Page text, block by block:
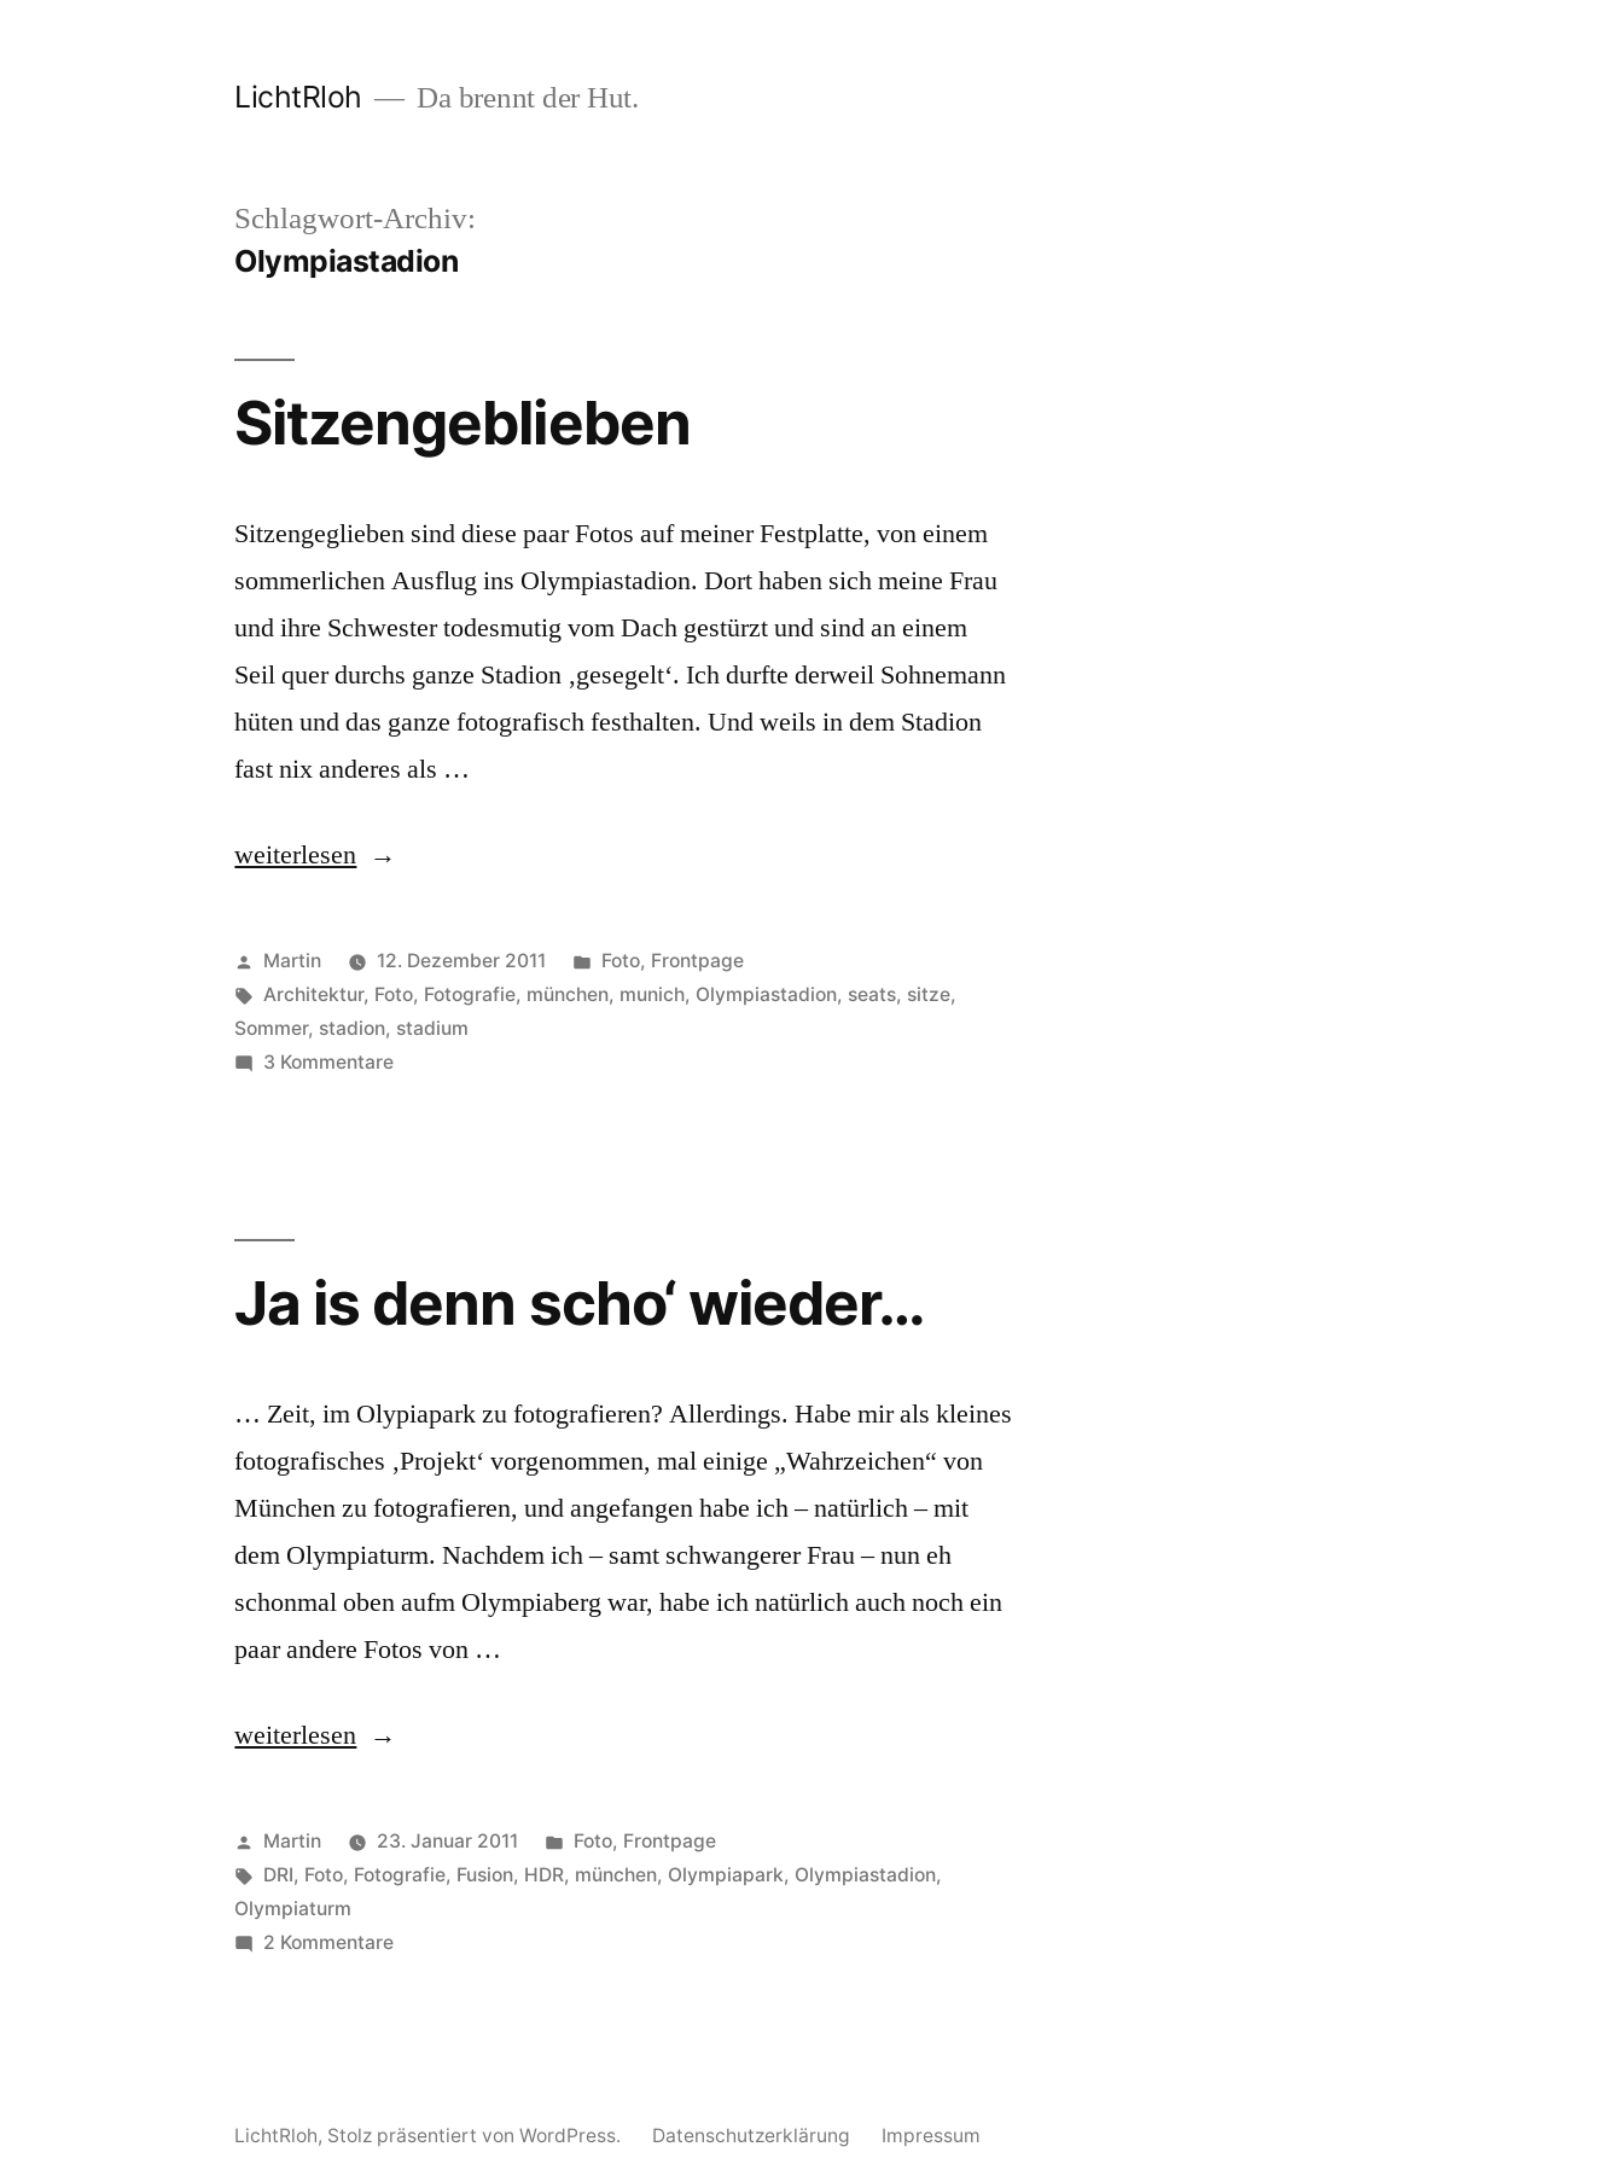
LichtRloh Da brennt der Hut.
Schlagwort-Archiv:
Olympiastadion
Sitzengeblieben
Sitzengeglieben sind diese paar Fotos auf meiner Festplatte, von einem
sommerlichen Ausflug ins Olympiastadion. Dort haben sich meine Frau
und ihre Schwester todesmutig vom Dach gestürzt und sind an einem
Seil quer durchs ganze Stadion ‚gesegelt‘. Ich durfte derweil Sohnemann
hüten und das ganze fotografisch festhalten. Und weils in dem Stadion
fast nix anderes als …
„Sitzengeblieben“
weiterlesen
Veröffentlicht
von
Martin 12. Dezember 2011
Veröffentlicht
unter
Foto, Frontpage
Schlagwörter:
Architektur, Foto, Fotografie, münchen, munich, Olympiastadion, seats, sitze,
Sommer, stadion, stadium
3 Kommentarezu
Ja is denn scho‘ wieder…
… Zeit, im Olypiapark zu fotografieren? Allerdings. Habe mir als kleines
fotografisches ‚Projekt‘ vorgenommen, mal einige „Wahrzeichen“ von
München zu fotografieren, und angefangen habe ich – natürlich – mit
dem Olympiaturm. Nachdem ich – samt schwangerer Frau – nun eh
schonmal oben aufm Olympiaberg war, habe ich natürlich auch noch ein
paar andere Fotos von …
„Ja
denn
scho‘
wieder…“
weiterlesen
Veröffentlicht
von
Martin 23. Januar 2011
Veröffentlicht
unter
Foto, Frontpage
Schlagwörter:
DRI, Foto, Fotografie, Fusion, HDR, münchen, Olympiapark, Olympiastadion,
Olympiaturm
2 Kommentarezu
LichtRloh, Stolz präsentiert von WordPress. Datenschutzerklärung Impressum